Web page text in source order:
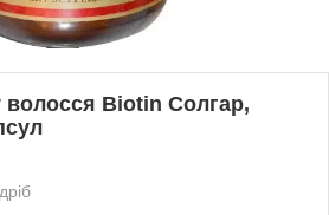
волосся Biotin Солгар,